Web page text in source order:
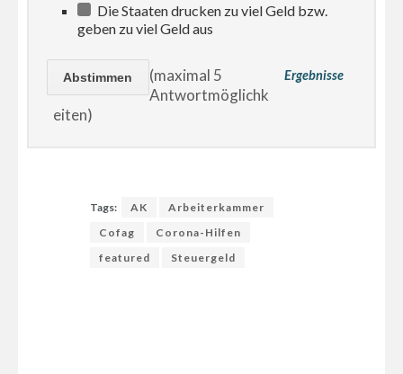
Die Staaten drucken zu viel Geld bzw.
geben zu viel Geld aus
Ergebnisse
(maximal 5
Antwortmöglichk
eiten)
Tags: AK
Arbeiterkammer
Cofag
Corona-Hilfen
featured
Steuergeld